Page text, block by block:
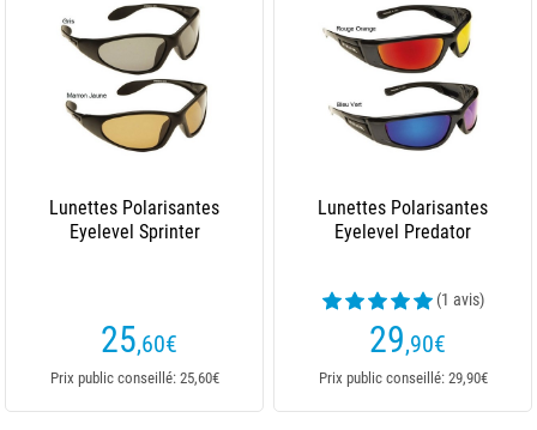
Lunettes Polarisantes
Eyelevel Sprinter
25,60€
Prix public conseillé: 25,60€
Lunettes Polarisantes
Eyelevel Predator
(1 avis)
29,90€
Prix public conseillé: 29,90€